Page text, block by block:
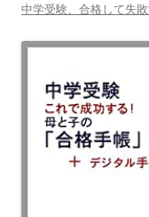
中学受験、合格して失